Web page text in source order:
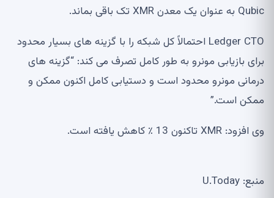
Qubic به عنوان یک معدن XMR تک باقی بماند.
Ledger CTO احتمالاً کل شبکه را با گزینه های بسیار محدود
برای بازیابی مونرو به طور کامل تصرف می کند: “گزینه های
درمانی مونرو محدود است و دستیابی کامل اکنون ممکن و
ممکن است.”
وی افزود: XMR تاکنون 13 ٪ کاهش یافته است.
منبع: U.Today